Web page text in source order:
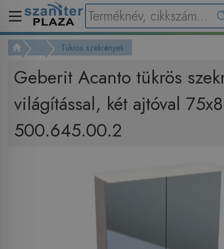
... Tükrös szekrények
Geberit Acanto tükrös
világítással, két ajtóval
500.645.00.2